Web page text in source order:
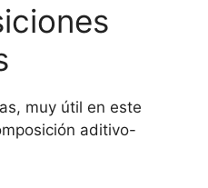
muy útil en este
aditivo-